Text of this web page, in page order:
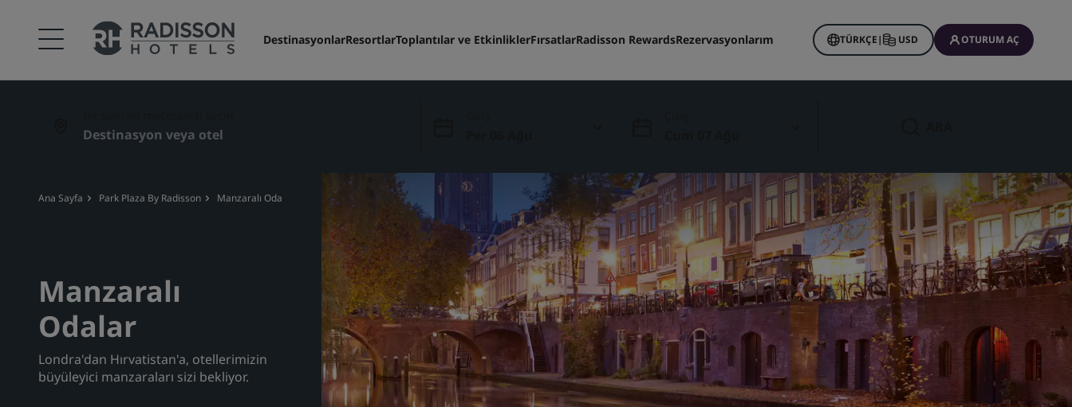
DestinasyonlarResortlarToplantılar ve EtkinliklerFırsatlarRadisson RewardsRezervasyonlarım TÜRKÇE| USD OTURUM AÇ
Ana Sayfa Park Plaza By Radisson Manzaralı Oda
Manzaralı
Odalar
Londra'dan Hırvatistan'a, otellerimizin
büyüleyici manzaraları sizi bekliyor.